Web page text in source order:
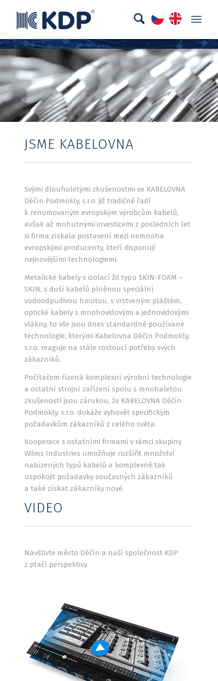
JSME KABELOVNA
Svými dlouholetými zkušenostmi se KABELOVNA
Děčín Podmokly, s.r.o. již tradičně řadí
k renomovaným evropským výrobcům kabelů,
avšak až mohutnými investicemi z posledních let
si firma získala postavení mezi nemnoha
evropskými producenty, kteří disponují
nejnovějšími technologiemi.
Metalické kabely s izolací žil typu SKIN-FOAM –
SKIN, s duší kabelů plněnou speciální
vodoodpudivou hmotou, s vrstveným pláštěm,
optické kabely s mnohovidovými a jednovidovými
vlákny, to vše jsou dnes standardně používané
technologie, kterými Kabelovna Děčín Podmokly,
s.r.o. reaguje na stále rostoucí potřeby svých
zákazníků.
Počítačem řízená komplexní výrobní technologie
a ostatní strojní zařízení spolu s mnohaletou
zkušeností jsou zárukou, že KABELOVNA Děčín
Podmokly, s.r.o. dokáže vyhovět specifickým
požadavkům zákazníků z celého světa.
Kooperace s ostatními firmami v rámci skupiny
Wilms Industries umožňuje rozšířit množství
nabízených typů kabelů a komplexně tak
uspokojit požadavky současných zákazníků
a také získat zákazníky nové.
VIDEO
Navštivte město Děčín a naší společnost KDP
z ptačí perspektivy.